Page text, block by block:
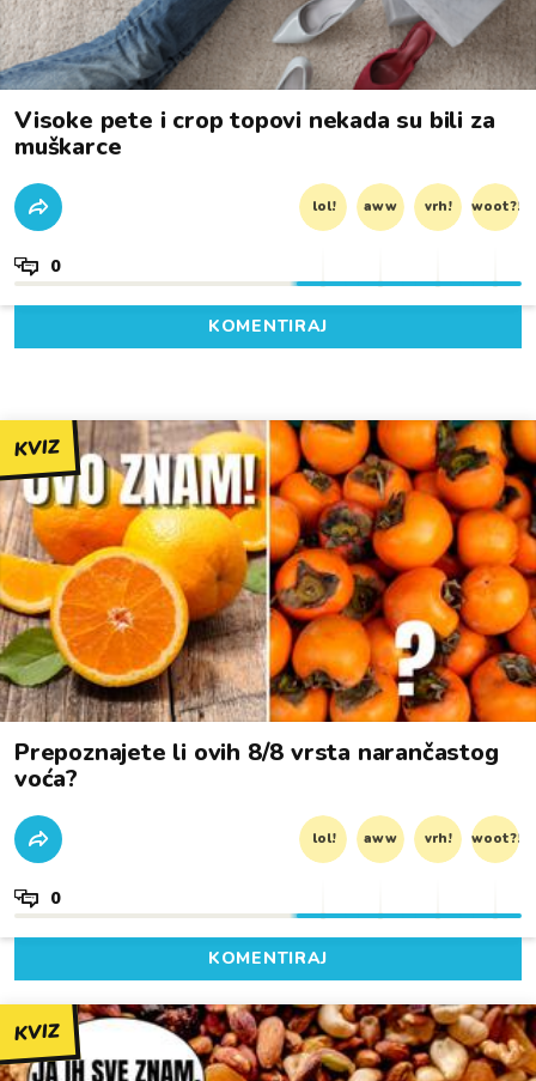
Visoke pete i crop topovi nekada su bili za
muškarce
lol! aww vrh! woot?!
0
KOMENTIRAJ
KVIZ
Prepoznajete li ovih 8/8 vrsta narančastog
voća?
lol! aww vrh! woot?!
0
KOMENTIRAJ
KVIZ